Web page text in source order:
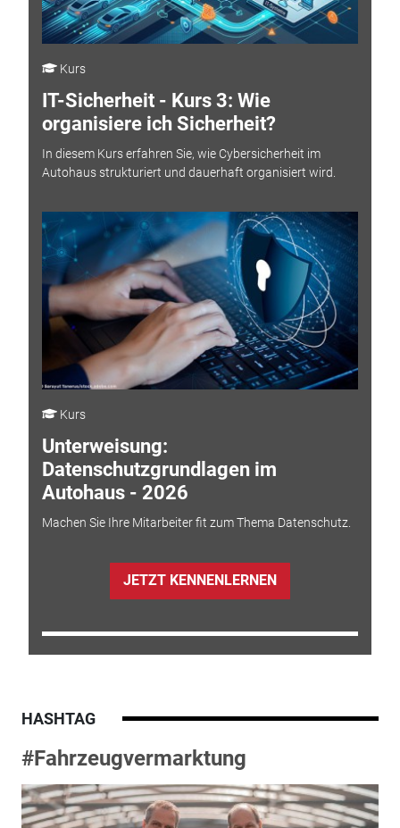
Kurs
IT-Sicherheit - Kurs 3: Wie
organisiere ich Sicherheit?
In diesem Kurs erfahren Sie, wie Cybersicherheit im
Autohaus strukturiert und dauerhaft organisiert wird.
Kurs
Unterweisung:
Datenschutzgrundlagen im
Autohaus - 2026
Machen Sie Ihre Mitarbeiter fit zum Thema Datenschutz.
JETZT KENNENLERNEN
HASHTAG
#Fahrzeugvermarktung